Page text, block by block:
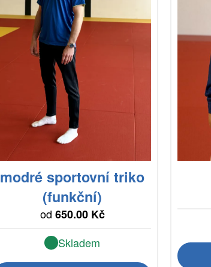
modré sportovní triko
(funkční)
od 650.00 Kč
Skladem